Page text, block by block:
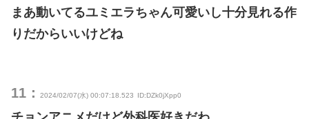
まあ動いてるユミエラちゃん可愛いし十分見れる作
りだからいいけどね
11： 2024/02/07(水) 00:07:18.523 ID:DZk0jXpp0